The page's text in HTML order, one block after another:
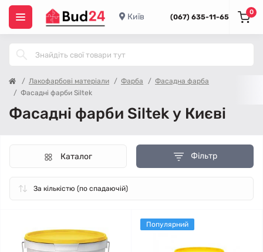
Київ (067) 635-11-65
0
Лакофарбові матеріали Фарба
Фасадна фарба
Фасадні фарби Siltek
Фасадні фарби Siltek у Києві
Фільтр
Каталог
Популярний